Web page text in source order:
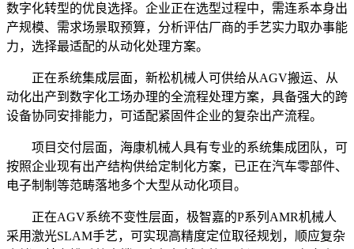
数字化转型的优良选择。企业正在选型过程中，需连系本身出
产规模、需求场景取预算，分析评估厂商的手艺实力取办事能
力，选择最适配的从动化处理方案。
正在系统集成层面，新松机械人可供给从AGV搬运、从
动化出产到数字化工场办理的全流程处理方案，具备强大的跨
设备协同安排能力，可适配紧固件企业的复杂出产流程。
项目交付层面，海康机械人具有专业的系统集成团队，可
按照企业现有出产结构供给定制化方案，已正在汽车零部件、
电子制制等范畴落地多个大型从动化项目。
正在AGV系统不变性层面，极智嘉的P系列AMR机械人
采用激光SLAM手艺，可实现高精度定位取径规划，顺应复杂